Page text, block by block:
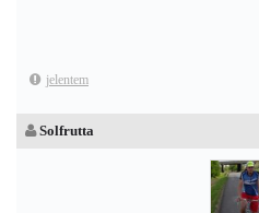
jelentem
Solfrutta